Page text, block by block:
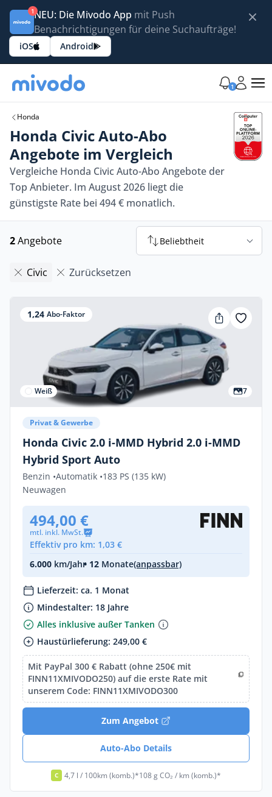
1NEU: Die Mivodo App mit Push
Benachrichtigungen für deine Suchaufträge!
iOS Android
1
Honda
Honda Civic Auto-Abo
Angebote im Vergleich
Vergleiche Honda Civic Auto-Abo Angebote der
Top Anbieter. Im August 2026 liegt die
günstigste Rate bei 494 € monatlich.
2Angebote Beliebtheit
Civic Zurücksetzen
1,24 Abo-Faktor
Weiß 7
Privat & Gewerbe
Honda Civic 2.0 i-MMD Hybrid 2.0 i-MMD
Hybrid Sport Auto
Benzin •Automatik •183 PS (135 kW)
Neuwagen
494,00 €
mtl. inkl. MwSt.
Effektiv pro km: 1,03 €
6.000 km/Jahr• 12 Monate(anpassbar)
Lieferzeit: ca. 1 Monat
Mindestalter: 18 Jahre
Alles inklusive außer Tanken
Haustürlieferung: 249,00 €
Mit PayPal 300 € Rabatt (ohne 250€ mit
FINN11XMIVODO250) auf die erste Rate mit
unserem Code: FINN11XMIVODO300
Zum Angebot
Auto-Abo Details
C 4,7 l / 100km (komb.)*108 g CO₂ / km (komb.)*